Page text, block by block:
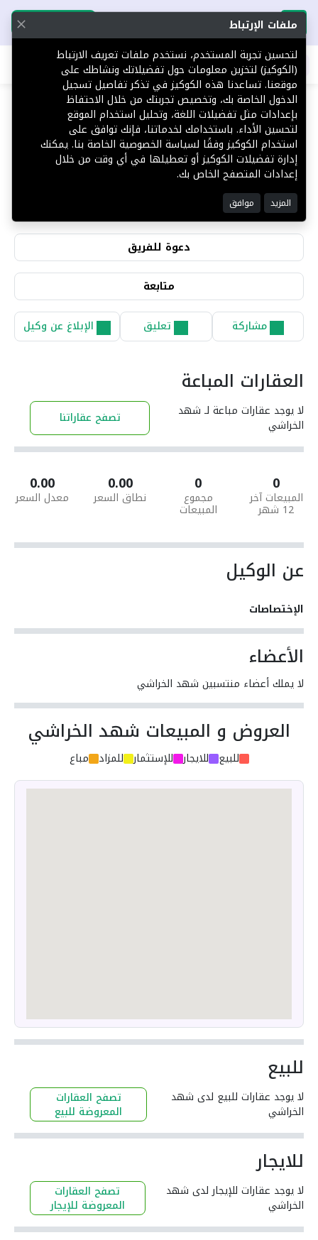
تحميل التطبيق تحميل التطبيق
اطلب عقارك
شهد الخراشي
فال رخصة رقم (1100037543)
0
التقييمات
دعوة للفريق
متابعة
مشاركة تعليق الإبلاغ عن وكيل
العقارات المباعة
لا يوجد عقارات مباعة لـ شهد
الخراشي تصفح عقاراتنا
0
المبيعات آخر
12 شهر
0
مجموع
المبيعات
0.00
نطاق السعر
0.00
معدل السعر
عن الوكيل
الإختصاصات
الأعضاء
لا يملك أعضاء منتسبين شهد الخراشي
العروض و المبيعات شهد الخراشي
للبيع للايجار للإستثمار للمزاد مباع
للبيع
لا يوجد عقارات للبيع لدى شهد
الخراشي
تصفح العقارات
المعروضة للبيع
للايجار
لا يوجد عقارات للإيجار لدى شهد
الخراشي
تصفح العقارات
المعروضة للإيجار
ملفات الإرتباط
لتحسين تجربة المستخدم، نستخدم ملفات تعريف الارتباط
(الكوكيز) لتخزين معلومات حول تفضيلاتك ونشاطك على
موقعنا. تساعدنا هذه الكوكيز في تذكر تفاصيل تسجيل
الدخول الخاصة بك، وتخصيص تجربتك من خلال الاحتفاظ
بإعدادات مثل تفضيلات اللغة، وتحليل استخدام الموقع
لتحسين الأداء. باستخدامك لخدماتنا، فإنك توافق على
استخدام الكوكيز وفقًا لسياسة الخصوصية الخاصة بنا. يمكنك
إدارة تفضيلات الكوكيز أو تعطيلها في أي وقت من خلال
إعدادات المتصفح الخاص بك.
المزيد موافق